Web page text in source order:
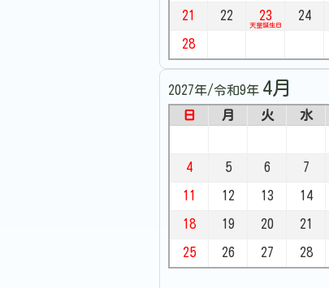
21 22 23
天皇誕生日
24
28
2027年/令和9年 4月
日 月 火 水
4 5 6 7
11 12 13 14
18 19 20 21
25 26 27 28